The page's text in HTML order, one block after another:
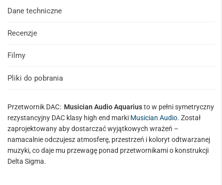
Dane techniczne
Recenzje
Filmy
Pliki do pobrania
Przetwornik DAC: Musician Audio Aquariusto w pełni symetryczny
rezystancyjny DAC klasy high end marki Musician Audio. Został
zaprojektowany aby dostarczać wyjątkowych wrażeń –
namacalnie odczujesz atmosferę, przestrzeń i koloryt odtwarzanej
muzyki, co daje mu przewagę ponad przetwornikami o konstrukcji
Delta Sigma.